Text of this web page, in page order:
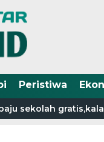
Peristiwa
sekolah